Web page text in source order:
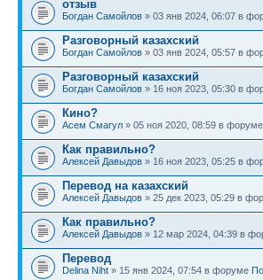
отзыв
Богдан Самойлов » 03 янв 2024, 06:07 в
Разговорный казахский
Богдан Самойлов » 03 янв 2024, 05:57 в
Разговорный казахский
Богдан Самойлов » 16 ноя 2023, 05:30 в
Кино?
Асем Смагул » 05 ноя 2020, 08:59 в форуме
Как правильно?
Алексей Давыдов » 16 ноя 2023, 05:25 в
Перевод на казахский
Алексей Давыдов » 25 дек 2023, 05:29 в
Как правильно?
Алексей Давыдов » 12 мар 2024, 04:39 в
Перевод
Delina Niht » 15 янв 2024, 07:54 в форуме